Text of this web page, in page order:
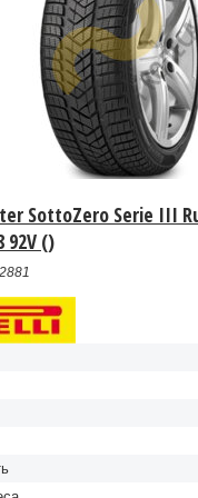
SottoZero Serie III
92V ()